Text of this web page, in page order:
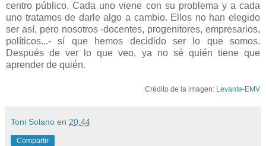
centro público. Cada uno viene con su problema y a cada
uno tratamos de darle algo a cambio. Ellos no han elegido
ser así, pero nosotros -docentes, progenitores, empresarios,
políticos...- sí que hemos decidido ser lo que somos.
Después de ver lo que veo, ya no sé quién tiene que
aprender de quién.
Crédito de la imagen: Levante-EMV
Toni Solano en 20:44
Compartir